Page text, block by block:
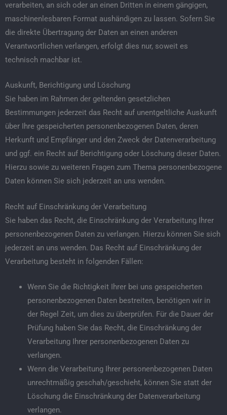
verarbeiten, an sich oder an einen Dritten in einem gängigen,
maschinenlesbaren Format aushändigen zu lassen. Sofern Sie
die direkte Übertragung der Daten an einen anderen
Verantwortlichen verlangen, erfolgt dies nur, soweit es
technisch machbar ist.
Auskunft, Berichtigung und Löschung
Sie haben im Rahmen der geltenden gesetzlichen
Bestimmungen jederzeit das Recht auf unentgeltliche Auskunft
über Ihre gespeicherten personenbezogenen Daten, deren
Herkunft und Empfänger und den Zweck der Datenverarbeitung
und ggf. ein Recht auf Berichtigung oder Löschung dieser Daten.
Hierzu sowie zu weiteren Fragen zum Thema personenbezogene
Daten können Sie sich jederzeit an uns wenden.
Recht auf Einschränkung der Verarbeitung
Sie haben das Recht, die Einschränkung der Verarbeitung Ihrer
personenbezogenen Daten zu verlangen. Hierzu können Sie sich
jederzeit an uns wenden. Das Recht auf Einschränkung der
Verarbeitung besteht in folgenden Fällen:
Wenn Sie die Richtigkeit Ihrer bei uns gespeicherten
personenbezogenen Daten bestreiten, benötigen wir in
der Regel Zeit, um dies zu überprüfen. Für die Dauer der
Prüfung haben Sie das Recht, die Einschränkung der
Verarbeitung Ihrer personenbezogenen Daten zu
verlangen.
Wenn die Verarbeitung Ihrer personenbezogenen Daten
unrechtmäßig geschah/geschieht, können Sie statt der
Löschung die Einschränkung der Datenverarbeitung
verlangen.